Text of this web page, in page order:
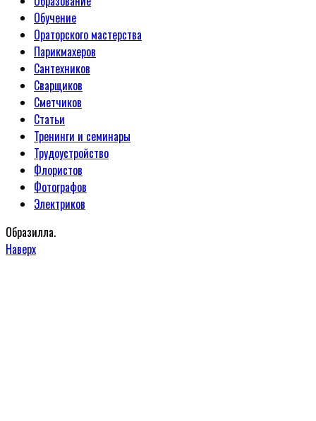
Обучение
Ораторского мастерства
Парикмахеров
Сантехников
Сварщиков
Сметчиков
Статьи
Тренинги и семинары
Трудоустройство
Флористов
Фотографов
Электриков
Образилла.
Наверх